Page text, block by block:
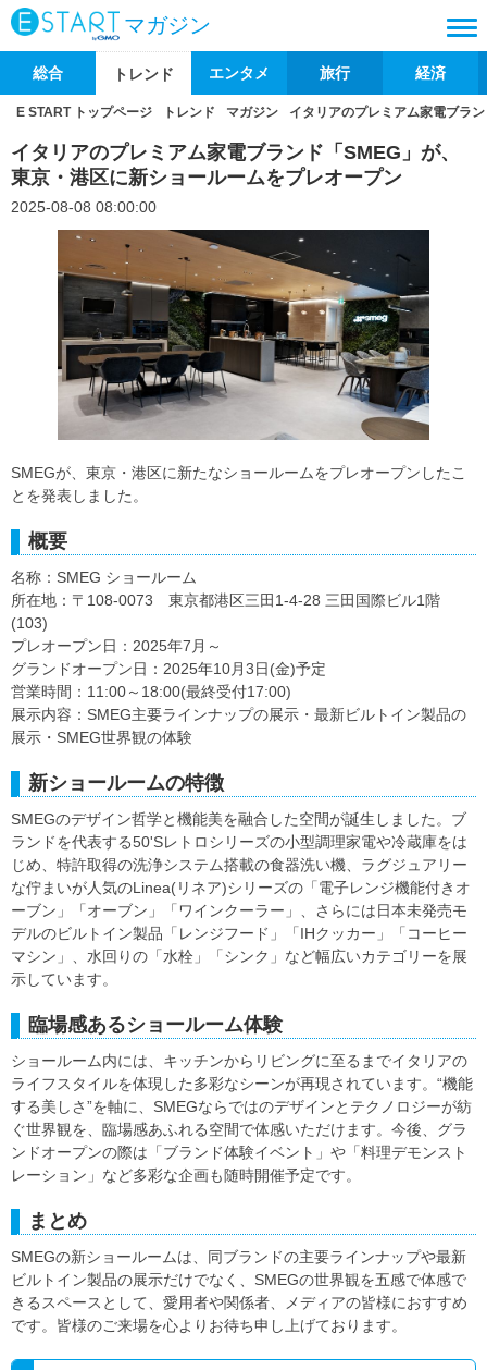
マガジン
総合 トレンド エンタメ 旅行 経済
E START トップページ トレンド マガジン イタリアのプレミアム家電ブラ
イタリアのプレミアム家電ブランド「SMEG」が、
東京・港区に新ショールームをプレオープン
2025-08-08 08:00:00
SMEGが、東京・港区に新たなショールームをプレオープンしたこ
とを発表しました。
概要
名称：SMEG ショールーム
所在地：〒108-0073 東京都港区三田1-4-28 三田国際ビル1階
(103)
プレオープン日：2025年7月～
グランドオープン日：2025年10月3日(金)予定
営業時間：11:00～18:00(最終受付17:00)
展示内容：SMEG主要ラインナップの展示・最新ビルトイン製品の
展示・SMEG世界観の体験
新ショールームの特徴
SMEGのデザイン哲学と機能美を融合した空間が誕生しました。ブ
ランドを代表する50'Sレトロシリーズの小型調理家電や冷蔵庫をは
じめ、特許取得の洗浄システム搭載の食器洗い機、ラグジュアリー
な佇まいが人気のLinea(リネア)シリーズの「電子レンジ機能付きオ
ーブン」「オーブン」「ワインクーラー」、さらには日本未発売モ
デルのビルトイン製品「レンジフード」「IHクッカー」「コーヒー
マシン」、水回りの「水栓」「シンク」など幅広いカテゴリーを展
示しています。
臨場感あるショールーム体験
ショールーム内には、キッチンからリビングに至るまでイタリアの
ライフスタイルを体現した多彩なシーンが再現されています。“機能
する美しさ”を軸に、SMEGならではのデザインとテクノロジーが紡
ぐ世界観を、臨場感あふれる空間で体感いただけます。今後、グラ
ンドオープンの際は「ブランド体験イベント」や「料理デモンスト
レーション」など多彩な企画も随時開催予定です。
まとめ
SMEGの新ショールームは、同ブランドの主要ラインナップや最新
ビルトイン製品の展示だけでなく、SMEGの世界観を五感で体感で
きるスペースとして、愛用者や関係者、メディアの皆様におすすめ
です。皆様のご来場を心よりお待ち申し上げております。